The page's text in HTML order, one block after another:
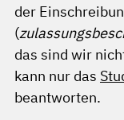
der
(
das sind wir
kann nur das
beantworten.